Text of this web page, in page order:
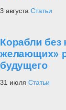
3 августа Статьи
Корабли без
желающих»
будущего
31 июля Статьи